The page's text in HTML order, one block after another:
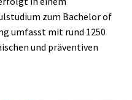
zum Bachelor of
umfasst mit rund 1250
und präventiven